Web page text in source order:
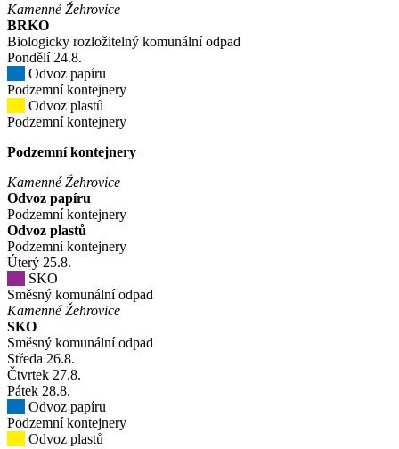
Kamenné Žehrovice
BRKO
Biologicky rozložitelný komunální odpad
Pondělí 24.8.
Odvoz papíru
Podzemní kontejnery
Odvoz plastů
Podzemní kontejnery
Podzemní kontejnery
Kamenné Žehrovice
Odvoz papíru
Podzemní kontejnery
Odvoz plastů
Podzemní kontejnery
Úterý 25.8.
SKO
Směsný komunální odpad
Kamenné Žehrovice
SKO
Směsný komunální odpad
Středa 26.8.
Čtvrtek 27.8.
Pátek 28.8.
Odvoz papíru
Podzemní kontejnery
Odvoz plastů